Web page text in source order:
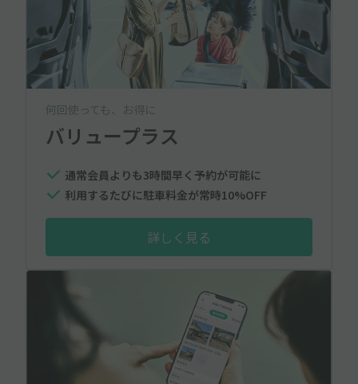
何回使っても、お得に
バリュープラス
通常会員よりも3時間早く予約が可能に
利用するたびに駐車料金が常時10%OFF
詳しく見る